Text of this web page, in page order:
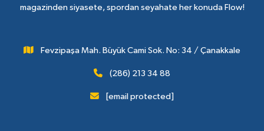
magazinden siyasete, spordan seyahate her konuda Flow!
Fevzipaşa Mah. Büyük Cami Sok. No: 34 / Çanakkale
(286) 213 34 88
[email protected]